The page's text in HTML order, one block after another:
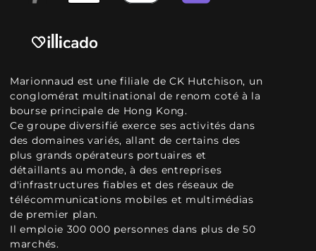
Marionnaud est une filiale de CK Hutchison, un
conglomérat multinational de renom coté à la
bourse principale de Hong Kong.
Ce groupe diversifié exerce ses activités dans
des domaines variés, allant de certains des
plus grands opérateurs portuaires et
détaillants au monde, à des entreprises
d'infrastructures fiables et des réseaux de
télécommunications mobiles et multimédias
de premier plan.
Il emploie 300 000 personnes dans plus de 50
marchés.